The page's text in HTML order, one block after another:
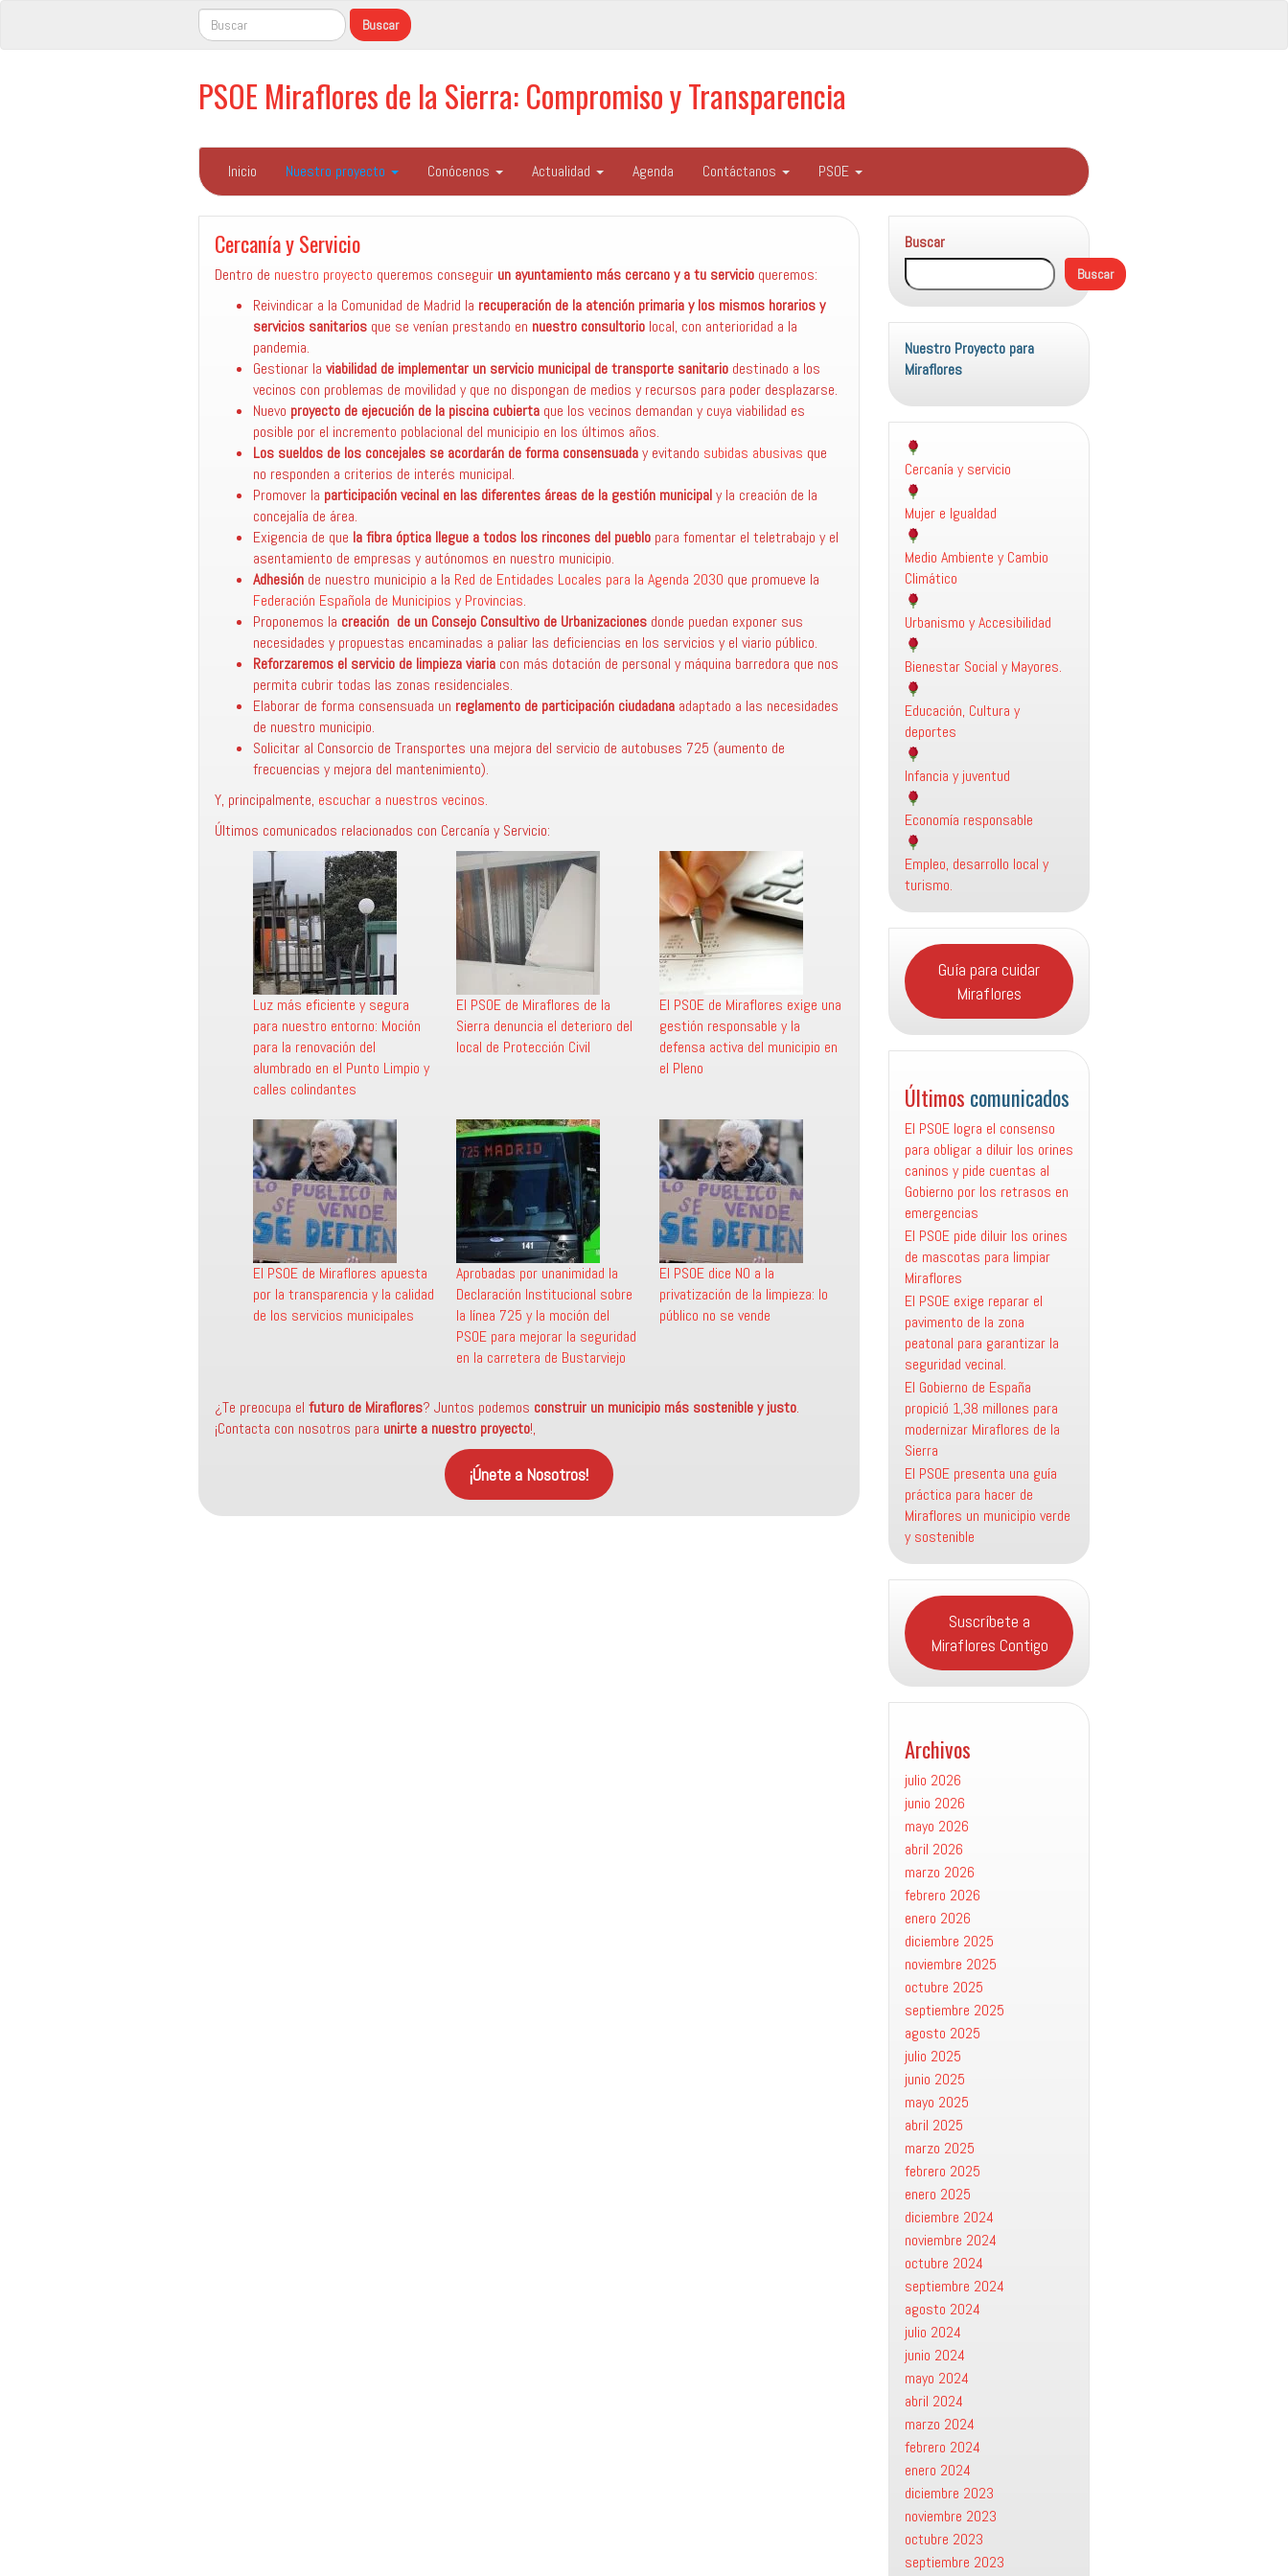
PSOE Miraflores de la Sierra: Compromiso y Transparencia
Inicio Nuestro proyecto Conócenos Actualidad Agenda Contáctanos PSOE
Cercanía y Servicio
Dentro de nuestro proyecto queremos conseguir un ayuntamiento más cercano y a tu servicio queremos:
Reivindicar a la Comunidad de Madrid la recuperación de la atención primaria y los mismos horarios y
servicios sanitarios que se venían prestando en nuestro consultorio local, con anterioridad a la
pandemia.
Gestionar la viabilidad de implementar un servicio municipal de transporte sanitario destinado a los
vecinos con problemas de movilidad y que no dispongan de medios y recursos para poder desplazarse.
Nuevo proyecto de ejecución de la piscina cubierta que los vecinos demandan y cuya viabilidad es
posible por el incremento poblacional del municipio en los últimos años.
Los sueldos de los concejales se acordarán de forma consensuaday evitando subidas abusivas que
no responden a criterios de interés municipal.
Promover la participación vecinal en las diferentes áreas de la gestión municipaly la creación de la
concejalía de área.
Exigencia de que la fibra óptica llegue a todos los rincones del pueblo para fomentar el teletrabajo y el
asentamiento de empresas y autónomos en nuestro municipio.
Adhesión de nuestro municipio a la Red de Entidades Locales para la Agenda 2030 que promueve la
Federación Española de Municipios y Provincias.
Proponemos la creación de un Consejo Consultivo de Urbanizaciones donde puedan exponer sus
necesidades y propuestas encaminadas a paliar las deficiencias en los servicios y el viario público.
Reforzaremos el servicio de limpieza viaria con más dotación de personal y máquina barredora que nos
permita cubrir todas las zonas residenciales.
Elaborar de forma consensuada un reglamento de participación ciudadana adaptado a las necesidades
de nuestro municipio.
Solicitar al Consorcio de Transportes una mejora del servicio de autobuses 725 (aumento de
frecuencias y mejora del mantenimiento).
Y, principalmente, escuchar a nuestros vecinos.
Últimos comunicados relacionados con Cercanía y Servicio:
Luz más eficiente y segura
para nuestro entorno: Moción
para la renovación del
alumbrado en el Punto Limpio y
calles colindantes
El PSOE de Miraflores de la
Sierra denuncia el deterioro del
local de Protección Civil
El PSOE de Miraflores exige una
gestión responsable y la
defensa activa del municipio en
el Pleno
El PSOE de Miraflores apuesta
por la transparencia y la calidad
de los servicios municipales
Aprobadas por unanimidad la
Declaración Institucional sobre
la línea 725 y la moción del
PSOE para mejorar la seguridad
en la carretera de Bustarviejo
El PSOE dice NO a la
privatización de la limpieza: lo
público no se vende
¿Te preocupa el futuro de Miraflores? Juntos podemos construir un municipio más sostenibley justo.
¡Contacta con nosotros para unirte a nuestro proyecto!,
¡Únete a Nosotros!
Buscar
Buscar
Nuestro Proyecto para
Miraflores
Cercanía y servicio
Mujer e Igualdad
Medio Ambiente y Cambio
Climático
Urbanismo y Accesibilidad
Bienestar Social y Mayores.
Educación, Cultura y
deportes
Infancia y juventud
Economía responsable
Empleo, desarrollo local y
turismo.
Guía para cuidar
Miraflores
Últimos comunicados
El PSOE logra el consenso
para obligar a diluir los orines
caninos y pide cuentas al
Gobierno por los retrasos en
emergencias
El PSOE pide diluir los orines
de mascotas para limpiar
Miraflores
El PSOE exige reparar el
pavimento de la zona
peatonal para garantizar la
seguridad vecinal.
El Gobierno de España
propició 1,38 millones para
modernizar Miraflores de la
Sierra
El PSOE presenta una guía
práctica para hacer de
Miraflores un municipio verde
y sostenible
Suscríbete a
Miraflores Contigo
Archivos
julio 2026
junio 2026
mayo 2026
abril 2026
marzo 2026
febrero 2026
enero 2026
diciembre 2025
noviembre 2025
octubre 2025
septiembre 2025
agosto 2025
julio 2025
junio 2025
mayo 2025
abril 2025
marzo 2025
febrero 2025
enero 2025
diciembre 2024
noviembre 2024
octubre 2024
septiembre 2024
agosto 2024
julio 2024
junio 2024
mayo 2024
abril 2024
marzo 2024
febrero 2024
enero 2024
diciembre 2023
noviembre 2023
octubre 2023
septiembre 2023